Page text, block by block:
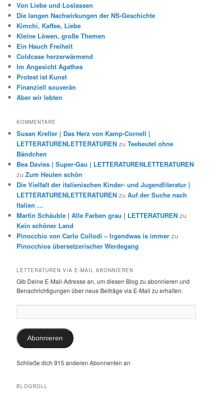
Von Liebe und Loslassen
Die langen Nachwirkungen der NS-Geschichte
Kimchi, Kaffee, Liebe
Kleine Löwen, große Themen
Ein Hauch Freiheit
Coldcase herzerwärmend
Im Angesicht Agathes
Protest ist Kunst
Finanziell souverän
Aber wir lebten
KOMMENTARE
Susan Kreller | Das Herz von Kamp-Cornell |
LETTERATURENLETTERATUREN zuTeebeutel ohne
Bändchen
Bea Davies | Super-Gau | LETTERATURENLETTERATUREN
zuZum Heulen schön
Die Vielfalt der italienischen Kinder- und Jugendliteratur |
LETTERATURENLETTERATUREN zuAuf der Suche nach
Italien …
Martin Schäuble | Alle Farben grau | LETTERATUREN zu
Kein schöner Land
Pinocchio von Carlo Collodi – Irgendwas is immer zu
Pinocchios übersetzerischer Werdegang
LETTERATUREN VIA E-MAIL ABONNIEREN
Gib Deine E-Mail-Adresse an, um diesen Blog zu abonnieren und
Benachrichtigungen über neue Beiträge via E-Mail zu erhalten.
Mail-
Adresse:
Abonnieren
Schließe dich 915 anderen Abonnenten an
BLOGROLL